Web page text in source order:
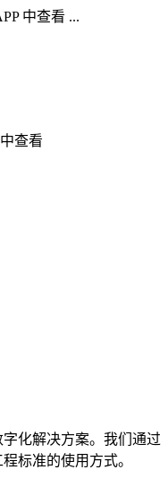
中查看 ...
中查看
化解决方案。我们通过
标准的使用方式。